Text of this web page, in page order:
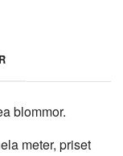
blommor.
meter, priset